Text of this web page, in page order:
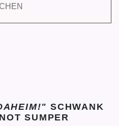
SCHWANK
SUMPER